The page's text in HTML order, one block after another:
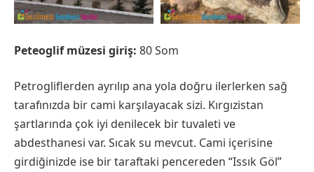
Peteoglif müzesi giriş: 80 Som
Petrogliflerden ayrılıp ana yola doğru ilerlerken sağ
tarafınızda bir cami karşılayacak sizi. Kırgızistan
şartlarında çok iyi denilecek bir tuvaleti ve
abdesthanesi var. Sıcak su mevcut. Cami içerisine
girdiğinizde ise bir taraftaki pencereden “Issık Göl”